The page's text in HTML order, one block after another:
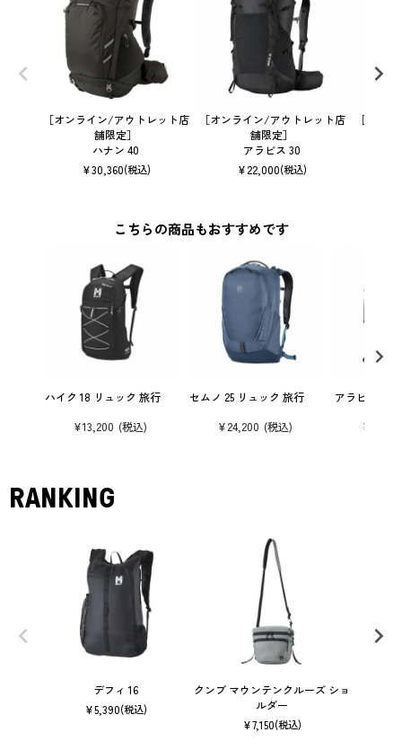
［オンライン/アウトレット店
舗限定］
ハナン 40
¥30,360(税込)
［オンライン/アウトレット店
舗限定］
アラビス 30
¥22,000(税込)
［オン
こちらの商品もおすすめです
ハイク 18 リュック 旅行
¥13,200
セムノ 25 リュック 旅行
¥24,200
アラビス 25
¥
RANKING
デフィ 16
¥5,390(税込)
クンブ マウンテンクルーズ ショ
ルダー
¥7,150(税込)